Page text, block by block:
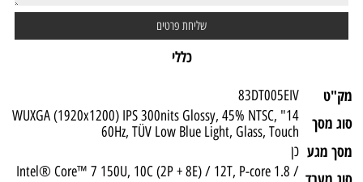
כללי
מק"ט
83DT005EIV
סוג מסך
14" WUXGA (1920x1200) IPS 300nits Glossy, 45% NTSC,
60Hz, TÜV Low Blue Light, Glass, Touch
מסך מגע כן
Intel® Core™ 7 150U, 10C (2P + 8E) / 12T, P-core 1.8 /